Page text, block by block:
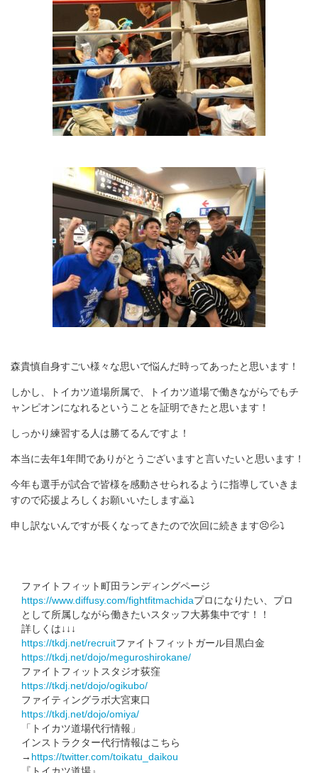
森貴慎自身すごい様々な思いで悩んだ時ってあったと思います！
しかし、トイカツ道場所属で、トイカツ道場で働きながらでもチ
ャンピオンになれるということを証明できたと思います！
しっかり練習する人は勝てるんですよ！
本当に去年1年間でありがとうございますと言いたいと思います！
今年も選手が試合で皆様を感動させられるように指導していきま
すので応援よろしくお願いいたします🙇⤵️
申し訳ないんですが長くなってきたので次回に続きます😣💦⤵️
ファイトフィット町田ランディングページ
https://www.diffusy.com/fightfitmachidaプロになりたい、プロ
として所属しながら働きたいスタッフ大募集中です！！
詳しくは↓↓↓
https://tkdj.net/recruitファイトフィットガール目黒白金
https://tkdj.net/dojo/meguroshirokane/
ファイトフィットスタジオ荻窪
https://tkdj.net/dojo/ogikubo/
ファイティングラボ大宮東口
https://tkdj.net/dojo/omiya/
「トイカツ道場代行情報」
インストラクター代行情報はこちら
→ https://twitter.com/toikatu_daikou